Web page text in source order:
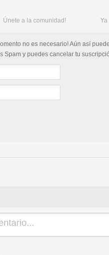
Únete a la comunidad! Ya
no es necesario! Aún así
Spam y puedes cancelar tu